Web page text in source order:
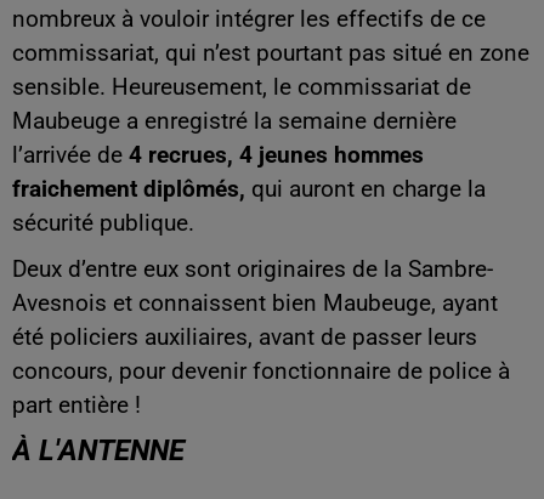
nombreux à vouloir intégrer les effectifs de ce
commissariat, qui n’est pourtant pas situé en zone
sensible. Heureusement, le commissariat de
Maubeuge a enregistré la semaine dernière
l’arrivée de 4 recrues, 4 jeunes hommes
fraichement diplômés, qui auront en charge la
sécurité publique.
Deux d’entre eux sont originaires de la Sambre-
Avesnois et connaissent bien Maubeuge, ayant
été policiers auxiliaires, avant de passer leurs
concours, pour devenir fonctionnaire de police à
part entière !
À L'ANTENNE